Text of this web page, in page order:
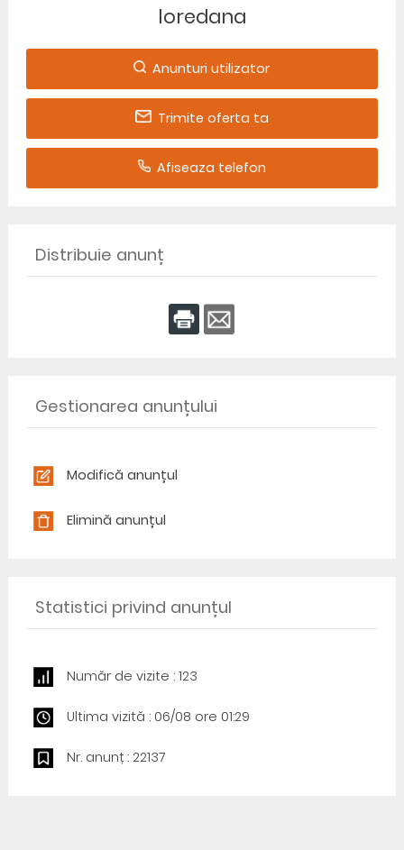
loredana
Anunturi utilizator
Trimite oferta ta
Afiseaza telefon
Distribuie anunț
Gestionarea anunțului
Modifică anunțul
Elimină anunțul
Statistici privind anunțul
Număr de vizite : 123
Ultima vizită : 06/08 ore 01:29
Nr. anunț : 22137